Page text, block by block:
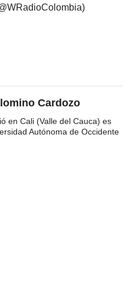
Cardozo
en Cali (Valle del Cauca) es
Autónoma de Occidente